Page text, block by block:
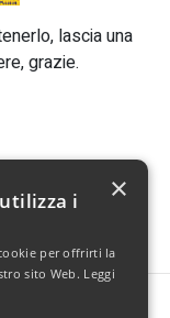
lascia una
grazie.
i
per offrirti la
sito Web. Leggi
×